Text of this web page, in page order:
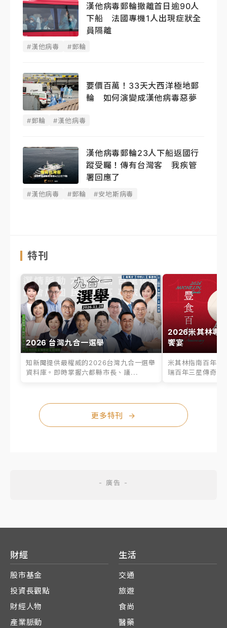
漢他病毒郵輪撤離首日逾90人
下船 法國專機1人出現症狀全
員隔離
#漢他病毒 #郵輪
要價百萬！33天大西洋極地郵
輪 如何演變成漢他病毒惡夢
#郵輪 #漢他病毒
漢他病毒郵輪23人下船返國行
蹤受矚！傳有台灣客 我疾管
署回應了
#漢他病毒 #郵輪 #安地斯病毒
特刊
2026 台灣九合一選舉
知新聞提供最權威的2026台灣九合一選舉
資料庫。即時掌握六都縣市長、議...
2026米其林專
饗宴
米其林指南百年之
瑞百年三星傳奇、
更多特刊 →
財經
股市基金
投資長觀點
財經人物
產業脈動
生活
交通
旅遊
食尚
醫藥